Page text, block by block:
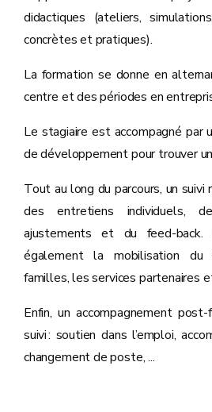
didactiques (ateliers,
concrètes et pratiques).
La formation se donne en
centre et des périodes en
Le stagiaire est accompagné par
de développement pour trouver
Tout au long du parcours, un
des entretiens individuels,
ajustements et du feed-back.
également la mobilisation du
familles, les services partenaires
Enfin, un accompagnement
suivi : soutien dans l’emploi,
changement de poste, ...